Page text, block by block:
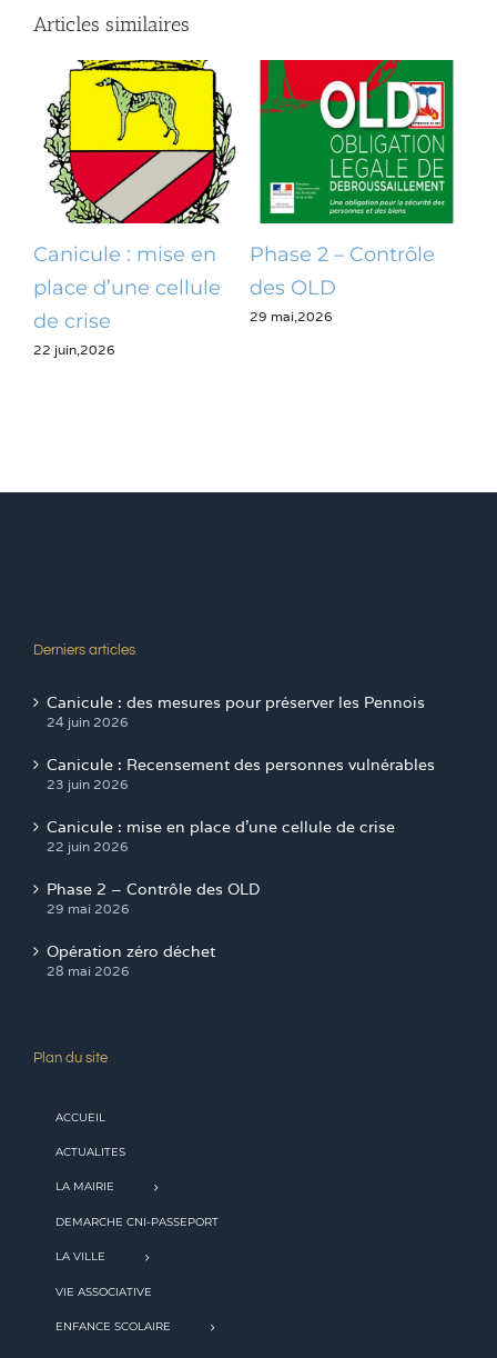
Articles similaires
Canicule : mise en
place d’une cellule
de crise
22 juin,2026
Phase 2 – Contrôle
des OLD
29 mai,2026
Derniers articles
Canicule : des mesures pour préserver les Pennois
24 juin 2026
Canicule : Recensement des personnes vulnérables
23 juin 2026
Canicule : mise en place d’une cellule de crise
22 juin 2026
Phase 2 – Contrôle des OLD
29 mai 2026
Opération zéro déchet
28 mai 2026
Plan du site
ACCUEIL
ACTUALITES
LA MAIRIE
DEMARCHE CNI-PASSEPORT
LA VILLE
VIE ASSOCIATIVE
ENFANCE SCOLAIRE